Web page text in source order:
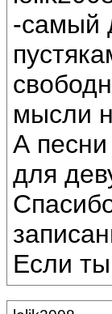
-самый
мысли
А
для
Если